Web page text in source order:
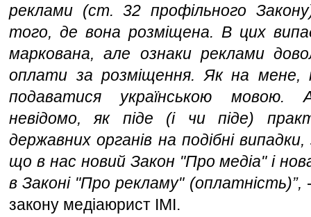
реклами (ст. 32 профільного
того, де вона розміщена. В цих
маркована, але ознаки реклами
оплати за розміщення. Як на
подаватися українською
невідомо, як піде (і чи піде)
державних органів на подібні
що в нас новий Закон "Про медіа" і
в Законі "Про рекламу" (оплатність)”,
закону медіаюрист ІМІ.